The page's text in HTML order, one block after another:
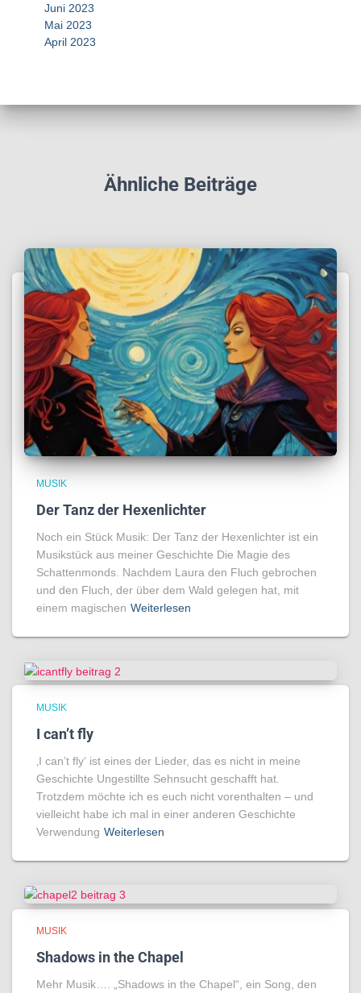
Juni 2023
Mai 2023
April 2023
Ähnliche Beiträge
MUSIK
Der Tanz der Hexenlichter
Noch ein Stück Musik: Der Tanz der Hexenlichter ist ein
Musikstück aus meiner Geschichte Die Magie des
Schattenmonds. Nachdem Laura den Fluch gebrochen
und den Fluch, der über dem Wald gelegen hat, mit
einem magischen Weiterlesen
MUSIK
I can’t fly
‚I can’t fly‘ ist eines der Lieder, das es nicht in meine
Geschichte Ungestillte Sehnsucht geschafft hat.
Trotzdem möchte ich es euch nicht vorenthalten – und
vielleicht habe ich mal in einer anderen Geschichte
Verwendung Weiterlesen
MUSIK
Shadows in the Chapel
Mehr Musik…. „Shadows in the Chapel“, ein Song, den